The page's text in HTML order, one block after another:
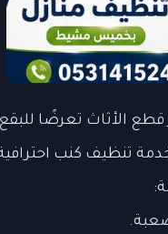
الأثاث تعرضًا للبقع
تنظيف كنب احترافية.